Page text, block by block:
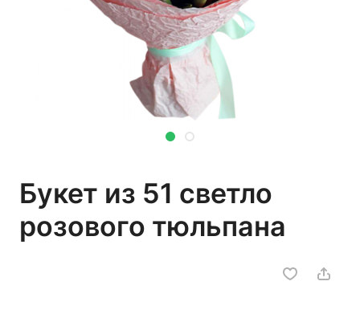
Букет из 51 светло
розового тюльпана